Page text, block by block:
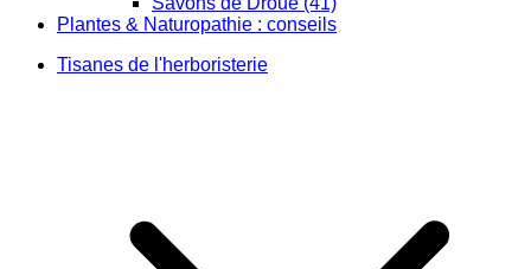
Plantes & Naturopathie : conseils
Tisanes de l'herboristerie